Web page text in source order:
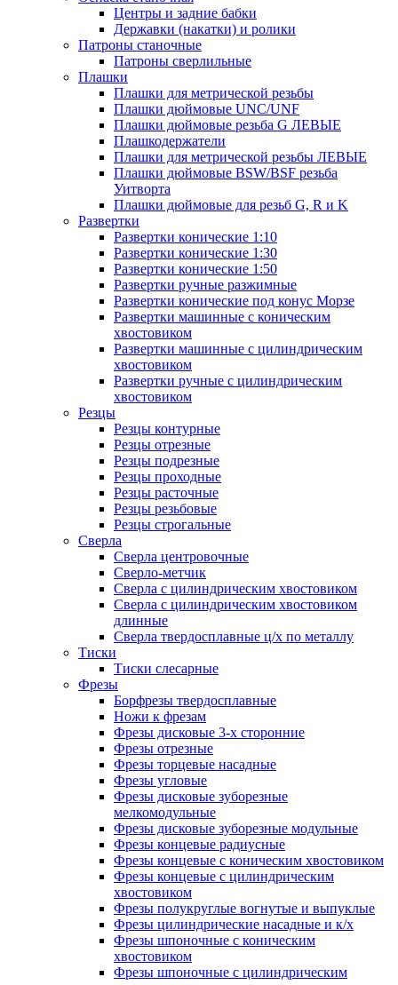
Центры и задние бабки
Державки (накатки) и ролики
Патроны станочные
Патроны сверлильные
Плашки
Плашки для метрической резьбы
Плашки дюймовые UNC/UNF
Плашки дюймовые резьба G ЛЕВЫЕ
Плашкодержатели
Плашки для метрической резьбы ЛЕВЫЕ
Плашки дюймовые BSW/BSF резьба
Уитворта
Плашки дюймовые для резьб G, R и K
Развертки
Развертки конические 1:10
Развертки конические 1:30
Развертки конические 1:50
Развертки ручные разжимные
Развертки конические под конус Морзе
Развертки машинные с коническим
хвостовиком
Развертки машинные с цилиндрическим
хвостовиком
Развертки ручные с цилиндрическим
хвостовиком
Резцы
Резцы контурные
Резцы отрезные
Резцы подрезные
Резцы проходные
Резцы расточные
Резцы резьбовые
Резцы строгальные
Сверла
Сверла центровочные
Сверло-метчик
Сверла с цилиндрическим хвостовиком
Сверла с цилиндрическим хвостовиком
длинные
Сверла твердосплавные ц/х по металлу
Тиски
Тиски слесарные
Фрезы
Борфрезы твердосплавные
Ножи к фрезам
Фрезы дисковые 3-х сторонние
Фрезы отрезные
Фрезы торцевые насадные
Фрезы угловые
Фрезы дисковые зуборезные
мелкомодульные
Фрезы дисковые зуборезные модульные
Фрезы концевые радиусные
Фрезы концевые с коническим хвостовиком
Фрезы концевые с цилиндрическим
хвостовиком
Фрезы полукруглые вогнутые и выпуклые
Фрезы цилиндрические насадные и к/х
Фрезы шпоночные с коническим
хвостовиком
Фрезы шпоночные с цилиндрическим